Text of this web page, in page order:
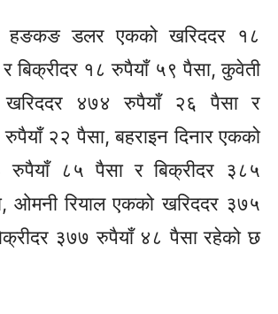
हङकङ डलर एकको खरिददर १८
बिक्रीदर १८ रुपैयाँ ५९ पैसा, कुवेती
खरिददर ४७४ रुपैयाँ २६ पैसा र
२२ पैसा, बहराइन दिनार एकको
रुपैयाँ ८५ पैसा र बिक्रीदर ३८५
ओमनी रियाल एकको खरिददर ३७५
३७७ रुपैयाँ ४८ पैसा रहेको छ